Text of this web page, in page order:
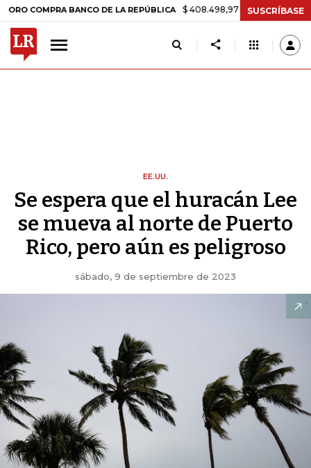
BANCO DE LA REPÚBLICA $ 408.498,97 +$ 8.753,81 +2,19%
SUSCRÍBASE
EE.UU.
Se espera que el huracán Lee
se mueva al norte de Puerto
Rico, pero aún es peligroso
sábado, 9 de septiembre de 2023